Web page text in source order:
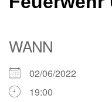
WANN
02/06/2022
19:00